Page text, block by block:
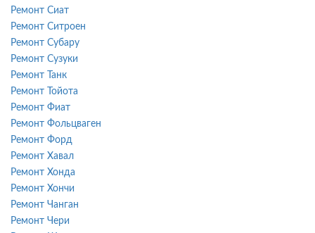
Ремонт Сиат
Ремонт Ситроен
Ремонт Субару
Ремонт Сузуки
Ремонт Танк
Ремонт Тойота
Ремонт Фиат
Ремонт Фольцваген
Ремонт Форд
Ремонт Хавал
Ремонт Хонда
Ремонт Хончи
Ремонт Чанган
Ремонт Чери